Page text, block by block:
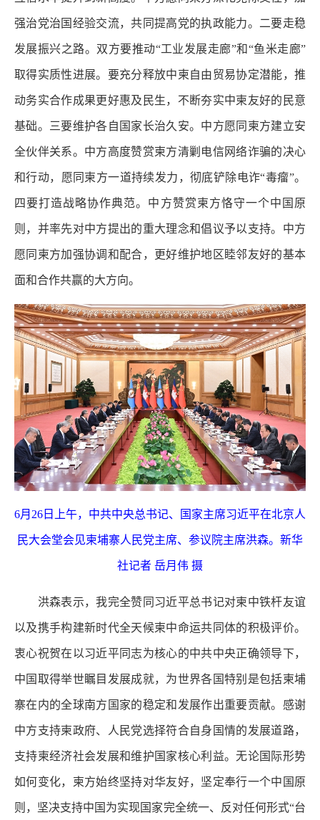
强治党治国经验交流，共同提高党的执政能力。二要走稳
发展振兴之路。双方要推动“工业发展走廊”和“鱼米走廊”
取得实质性进展。要充分释放中柬自由贸易协定潜能，推
动务实合作成果更好惠及民生，不断夯实中柬友好的民意
基础。三要维护各自国家长治久安。中方愿同柬方建立安
全伙伴关系。中方高度赞赏柬方清剿电信网络诈骗的决心
和行动，愿同柬方一道持续发力，彻底铲除电诈“毒瘤”。
四要打造战略协作典范。中方赞赏柬方恪守一个中国原
则，并率先对中方提出的重大理念和倡议予以支持。中方
愿同柬方加强协调和配合，更好维护地区睦邻友好的基本
面和合作共赢的大方向。
6月26日上午，中共中央总书记、国家主席习近平在北京人
民大会堂会见柬埔寨人民党主席、参议院主席洪森。新华
社记者 岳月伟 摄
洪森表示，我完全赞同习近平总书记对柬中铁杆友谊
以及携手构建新时代全天候柬中命运共同体的积极评价。
衷心祝贺在以习近平同志为核心的中共中央正确领导下，
中国取得举世瞩目发展成就，为世界各国特别是包括柬埔
寨在内的全球南方国家的稳定和发展作出重要贡献。感谢
中方支持柬政府、人民党选择符合自身国情的发展道路，
支持柬经济社会发展和维护国家核心利益。无论国际形势
如何变化，柬方始终坚持对华友好，坚定奉行一个中国原
则，坚决支持中国为实现国家完全统一、反对任何形式“台